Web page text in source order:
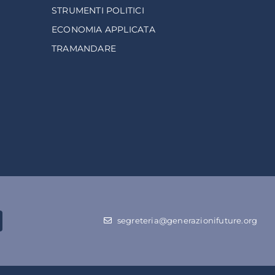
STRUMENTI POLITICI
ECONOMIA APPLICATA
TRAMANDARE
segreteria@generazionifuture.org